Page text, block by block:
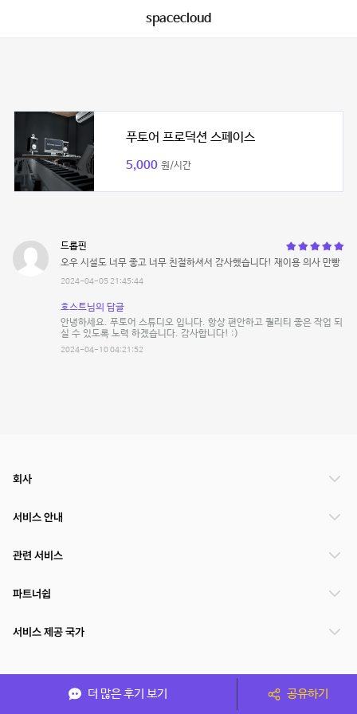
spacecloud
푸토어 프로덕션 스페이스
5,000 원/시간
드롭핀
오우 시설도 너무 좋고 너무 친절하셔서 감사했습니다! 재이용 의사 만빵
2024-04-05 21:45:44
호스트님의 답글
안녕하세요. 푸토어 스튜디오 입니다. 항상 편안하고 퀄리티 좋은 작업 되
실 수 있도록 노력 하겠습니다. 감사합니다! :)
2024-04-10 04:21:52
더 많은 후기 보기 공유하기
회사
서비스 안내
관련 서비스
파트너쉽
서비스 제공 국가
(주)NSPACE 사업자정보